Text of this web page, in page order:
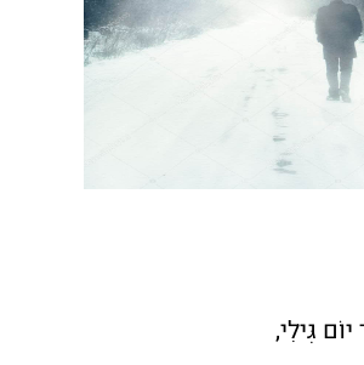
גִּילִי,